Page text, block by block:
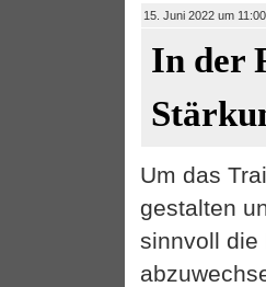
15. Juni 2022 um 11:00
In der
Um das
gestalten
sinnvoll die